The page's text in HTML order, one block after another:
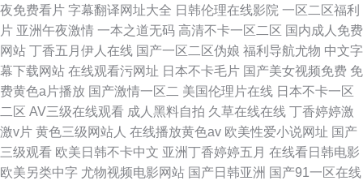
夜免费看片 字幕翻译网址大全 日韩伦理在线影院 一区二区福利
片 亚洲午夜激情 一本之道无码 高清不卡一区二区 国内成人免费
网站 丁香五月伊人在线 国产一区二区伪娘 福利导航尤物 中文字
幕下载网站 在线观看污网址 日本不卡毛片 国产美女视频免费 免
费黄色a片播放 国产激情一区二 美国伦理片在线 日本不卡一区
二区 AV三级在线观看 成人黑料自拍 久草在线在线 丁香婷婷激
激v片 黄色三级网站人 在线播放黄色av 欧美性爱小说网址 国产
三级观看 欧美日韩不卡中文 亚洲丁香婷婷五月 在线看日韩电影
欧美另类中字 尤物视频电影网站 国产日韩亚洲 国产91一区在线